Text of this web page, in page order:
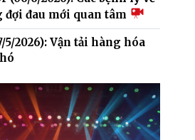
đợi đau mới quan tâm
5/2026): Vận tải hàng hóa